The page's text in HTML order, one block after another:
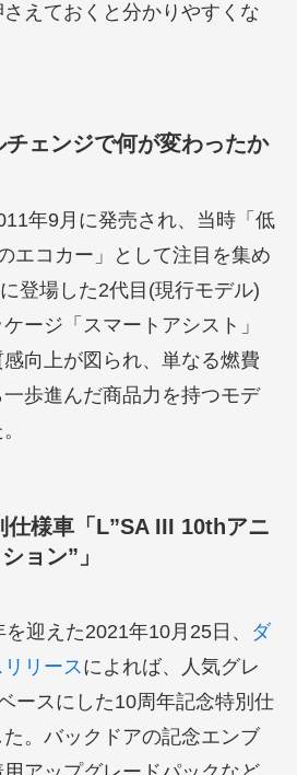
えておくと分かりやすくな
ェンジで何が変わったか
年9月に発売され、当時「低
エコカー」として注目を集め
登場した2代目(現行モデル)
ージ「スマートアシスト」
向上が図られ、単なる燃費
歩進んだ商品力を持つモデ
仕様車「L”SA III 10thアニ
ョン”」
迎えた2021年10月25日、
ダ
リースによれば、人気グレ
ースにした10周年記念特別仕
。バックドアの記念エンブ